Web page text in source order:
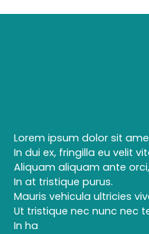
Lorem ipsum dolor sit
In dui ex, fringilla eu velit
Aliquam aliquam ante
In at tristique purus.
Mauris vehicula ultricies
Ut tristique nec nunc nec
In ha